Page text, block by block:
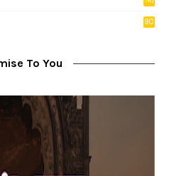
90
To You